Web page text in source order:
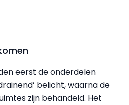
eerst de onderdelen
belicht, waarna de
zijn behandeld. Het